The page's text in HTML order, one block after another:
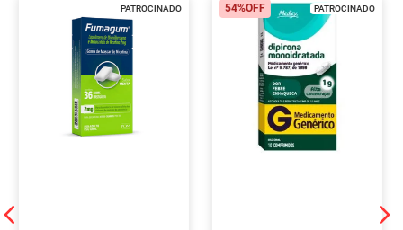
PATROCINADO PATROCINADO
54%OFF